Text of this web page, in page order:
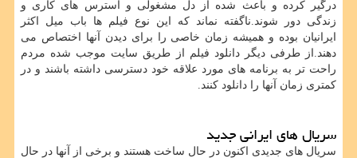
درگیر کرده و باعث شده از دل مشغولی و استرس های کاری و
زندگی دور شوند.ناگفته نماند که این نوع فیلم ها باب میل اکثر
ایرانیان بوده و همیشه زمان خاصی را برای دیدن آنها اختصاص می
دهند.از طرفی دیگر دانلود فیلم از طریق سایت موجب شده مردم
راحت تر به برنامه های مورد علاقه خود دسترسی داشته باشند و در
کمتری زمان آنها را دانلود کنند.
سریال های ایرانی جدید
سریال های جدیدی اکنون در حال ساخت هستند و برخی از آنها در حال